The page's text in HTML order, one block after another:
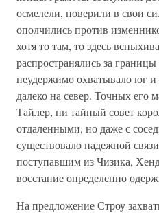
осмелели, поверили в свои
ополчились против
хотя то там, то здесь
распространялись за
неудержимо охватывало юг и
далеко на север. Точных его
Тайлер, ни тайный совет
отдаленными, но даже с
существовало надежной
поступавшим из Чизика,
восстание определенно
На предложение Строу